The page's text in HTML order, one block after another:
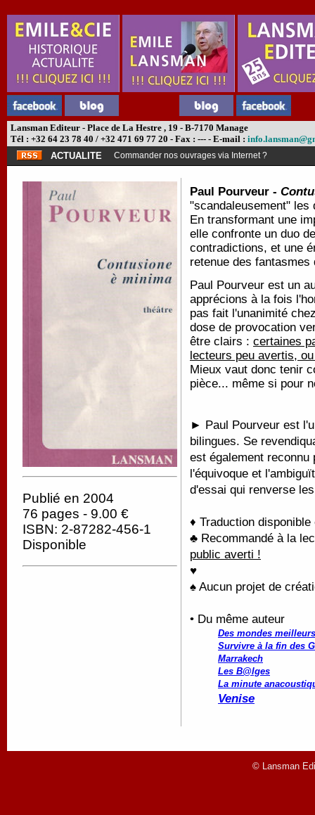
Lansman Editeur - Place de La Hestre , 19 - B-7170 Manage
Tél : +32 64 23 78 40 / +32 471 69 77 20 - Fax : --- - E-mail :
ACTUALITE
Commander nos ouvrages via Internet ?
Publié en 2004
76 pages - 9.00 €
ISBN: 2-87282-456-1
Disponible
Paul Pourveur -
"scandaleusement" les
En transformant une
elle confronte un duo
contradictions, et une
retenue des
Paul Pourveur est un
apprécions à la fois
pas fait l'unanimité
dose de provocation
être clairs : certaines
lecteurs peu avertis,
Mieux vaut donc tenir
pièce... même si pour
► Paul Pourveur est
bilingues. Se
est également
l'équivoque et
d'essai qui renverse
♦ Traduction
♣ Recommandé à la
public averti !
♥
♠ Aucun projet de
• Du même auteur
Des mondes
Survivre à la fin des
Marrakech
Les B@lges
La minute
Venise
© Lansman